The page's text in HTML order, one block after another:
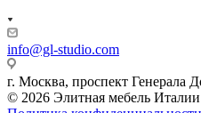
info@gl-studio.com
г. Москва, проспект Генерала
© 2026 Элитнaя мeбeль Итaлии